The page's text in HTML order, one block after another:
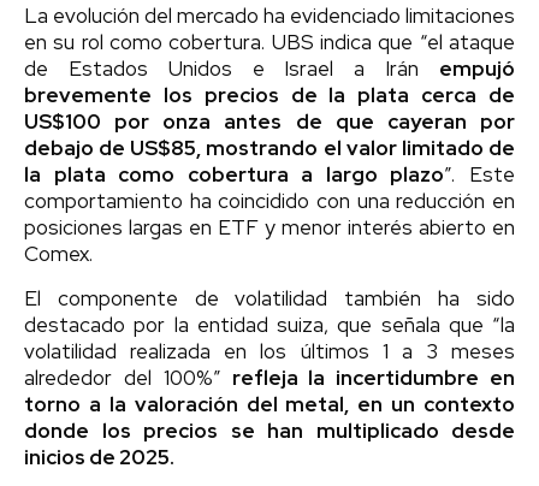
La evolución del mercado ha evidenciado limitaciones
en su rol como cobertura. UBS indica que “el ataque
de Estados Unidos e Israel a Irán empujó
brevemente los precios de la plata cerca de
US$100 por onza antes de que cayeran por
debajo de US$85, mostrando el valor limitado de
la plata como cobertura a largo plazo”. Este
comportamiento ha coincidido con una reducción en
posiciones largas en ETF y menor interés abierto en
Comex.
El componente de volatilidad también ha sido
destacado por la entidad suiza, que señala que “la
volatilidad realizada en los últimos 1 a 3 meses
alrededor del 100%” refleja la incertidumbre en
torno a la valoración del metal, en un contexto
donde los precios se han multiplicado desde
inicios de 2025.